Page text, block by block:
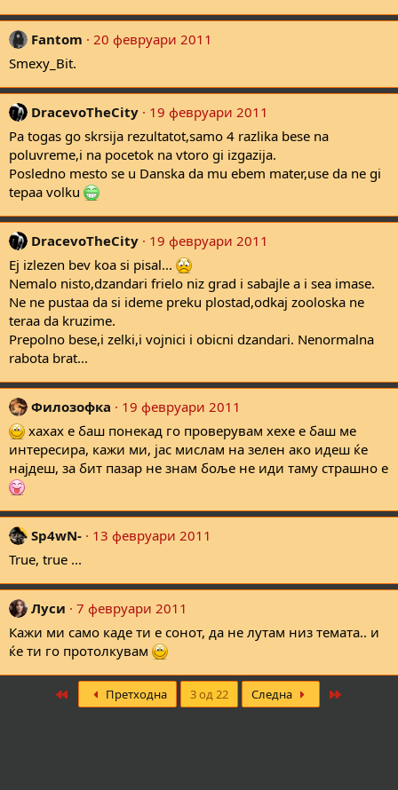
Fantom
20 февруари 2011
Smexy_Bit.
DracevoTheCity
19 февруари 2011
Pa togas go skrsija rezultatot,samo 4 razlika bese na
poluvreme,i na pocetok na vtoro gi izgazija.
Posledno mesto se u Danska da mu ebem mater,use da ne gi
tepaa volku
DracevoTheCity
19 февруари 2011
Ej izlezen bev koa si pisal...
Nemalo nisto,dzandari frielo niz grad i sabajle a i sea imase.
Ne ne pustaa da si ideme preku plostad,odkaj zooloska ne
teraa da kruzime.
Prepolno bese,i zelki,i vojnici i obicni dzandari. Nenormalna
rabota brat...
Филозофка
19 февруари 2011
хахах е баш понекад го проверувам хехе е баш ме
интересира, кажи ми, јас мислам на зелен ако идеш ќе
најдеш, за бит пазар не знам боље не иди таму страшно е
Sp4wN-
13 февруари 2011
True, true ...
Луси
7 февруари 2011
Кажи ми само каде ти е сонот, да не лутам низ темата.. и
ќе ти го протолкувам
Претходна 3 од 22 Следна